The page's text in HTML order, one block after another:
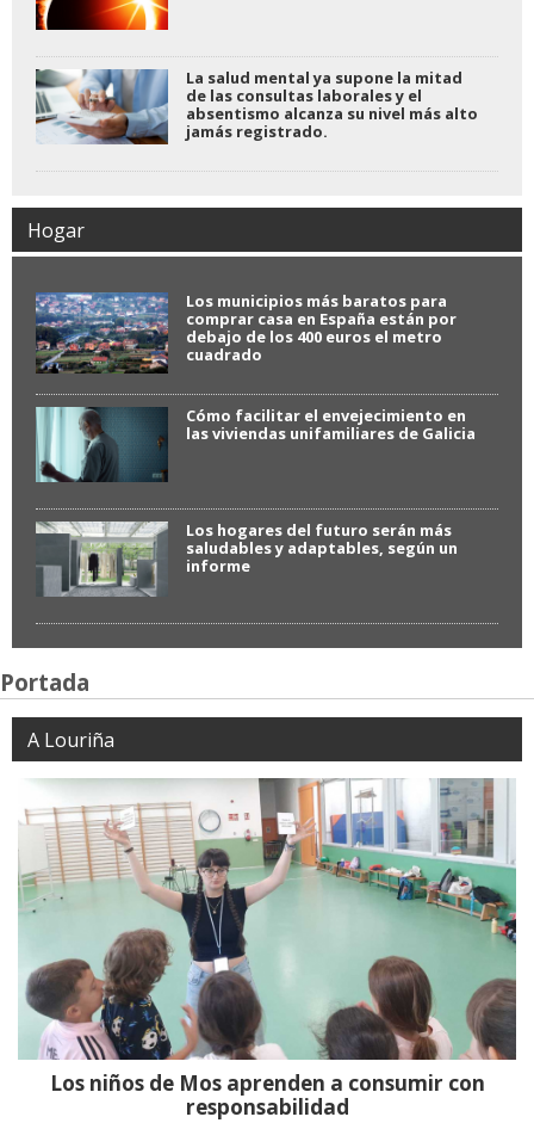
La salud mental ya supone la mitad
de las consultas laborales y el
absentismo alcanza su nivel más alto
jamás registrado.
Hogar
Los municipios más baratos para
comprar casa en España están por
debajo de los 400 euros el metro
cuadrado
Cómo facilitar el envejecimiento en
las viviendas unifamiliares de Galicia
Los hogares del futuro serán más
saludables y adaptables, según un
informe
Portada
A Louriña
Los niños de Mos aprenden a consumir con
responsabilidad